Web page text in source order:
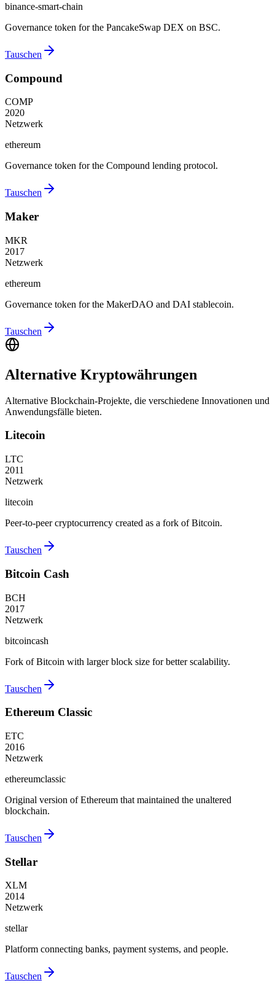
binance-smart-chain
Governance token for the PancakeSwap DEX on BSC.
Tauschen
Compound
COMP
2020
Netzwerk
ethereum
Governance token for the Compound lending protocol.
Tauschen
Maker
MKR
2017
Netzwerk
ethereum
Governance token for the MakerDAO and DAI stablecoin.
Tauschen
Alternative Kryptowährungen
Alternative Blockchain-Projekte, die verschiedene Innovationen und
Anwendungsfälle bieten.
Litecoin
LTC
2011
Netzwerk
litecoin
Peer-to-peer cryptocurrency created as a fork of Bitcoin.
Tauschen
Bitcoin Cash
BCH
2017
Netzwerk
bitcoincash
Fork of Bitcoin with larger block size for better scalability.
Tauschen
Ethereum Classic
ETC
2016
Netzwerk
ethereumclassic
Original version of Ethereum that maintained the unaltered
blockchain.
Tauschen
Stellar
XLM
2014
Netzwerk
stellar
Platform connecting banks, payment systems, and people.
Tauschen